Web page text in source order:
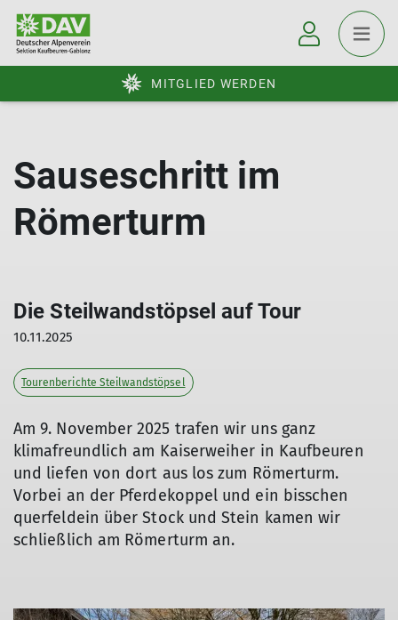
MITGLIED WERDEN
Sauseschritt im
Römerturm
Die Steilwandstöpsel auf Tour
10.11.2025
Tourenberichte Steilwandstöpsel
Am 9. November 2025 trafen wir uns ganz
klimafreundlich am Kaiserweiher in Kaufbeuren
und liefen von dort aus los zum Römerturm.
Vorbei an der Pferdekoppel und ein bisschen
querfeldein über Stock und Stein kamen wir
schließlich am Römerturm an.